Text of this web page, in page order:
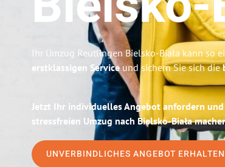
Ihr Umzug Reutlingen Bielsko-Biała kann so
erstklassigen Serviceund sichern Sie sich die
Jetzt Ihr individuelles Angebot anfordern
stressfreien Umzug nach Bielsko-Biała
UNVERBINDLICHES ANGEBOT ERHALTEN